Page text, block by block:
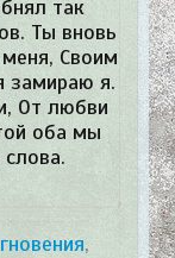
так
Ты вновь
Своим
замираю я.
От любви
оба мы
,